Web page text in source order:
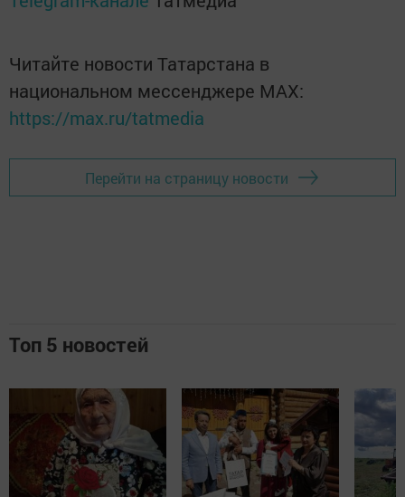
Читайте новости Татарстана в
национальном мессенджере MАХ:
https://max.ru/tatmedia
Перейти на страницу новости
Топ 5 новостей